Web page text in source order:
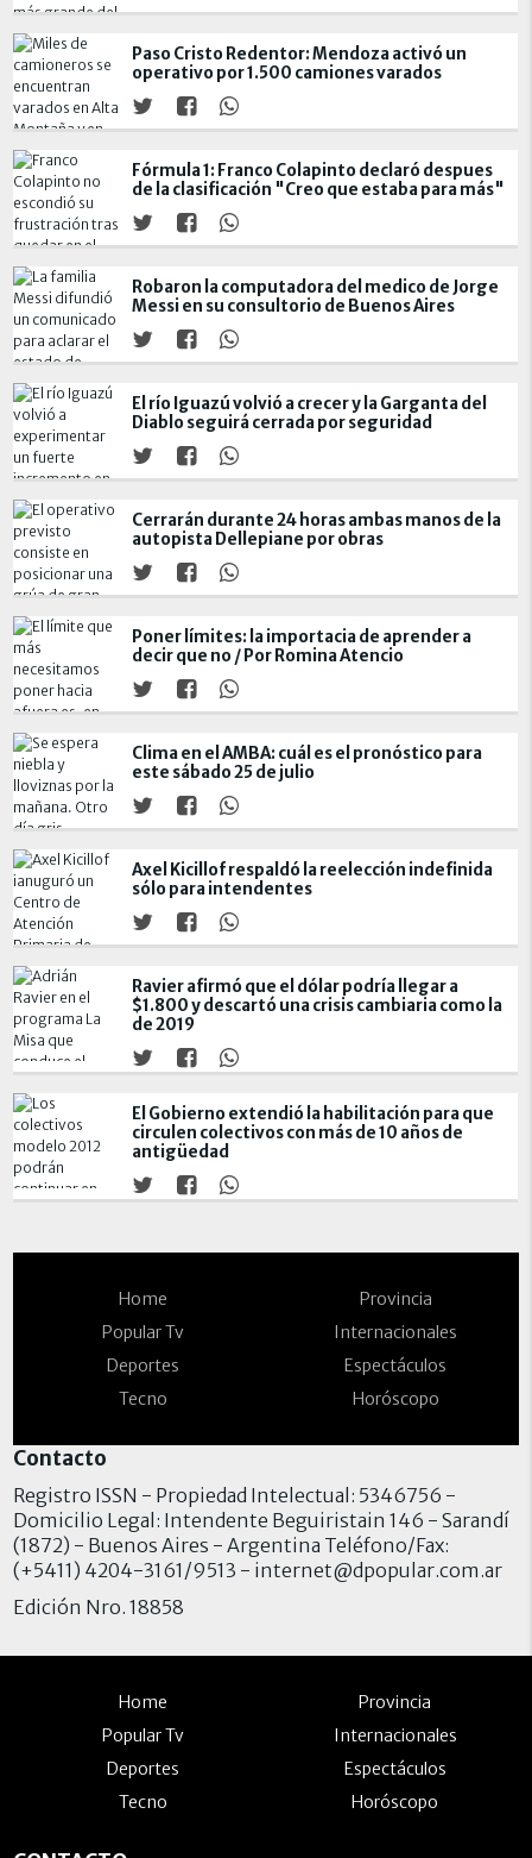
Paso Cristo Redentor: Mendoza activó un
operativo por 1.500 camiones varados
Fórmula 1: Franco Colapinto declaró despues
de la clasificación "Creo que estaba para más"
Robaron la computadora del medico de Jorge
Messi en su consultorio de Buenos Aires
El río Iguazú volvió a crecer y la Garganta del
Diablo seguirá cerrada por seguridad
Cerrarán durante 24 horas ambas manos de la
autopista Dellepiane por obras
Poner límites: la importacia de aprender a
decir que no / Por Romina Atencio
Clima en el AMBA: cuál es el pronóstico para
este sábado 25 de julio
Axel Kicillof respaldó la reelección indefinida
sólo para intendentes
Ravier afirmó que el dólar podría llegar a
$1.800 y descartó una crisis cambiaria como la
de 2019
El Gobierno extendió la habilitación para que
circulen colectivos con más de 10 años de
antigüedad
Home
Provincia
Popular Tv
Internacionales
Deportes
Espectáculos
Tecno
Horóscopo
Contacto
Registro ISSN - Propiedad Intelectual: 5346756 -
Domicilio Legal: Intendente Beguiristain 146 - Sarandí
(1872) - Buenos Aires - Argentina Teléfono/Fax:
(+5411) 4204-3161/9513 - internet@dpopular.com.ar
Edición Nro. 18858
Home
Provincia
Popular Tv
Internacionales
Deportes
Espectáculos
Tecno
Horóscopo